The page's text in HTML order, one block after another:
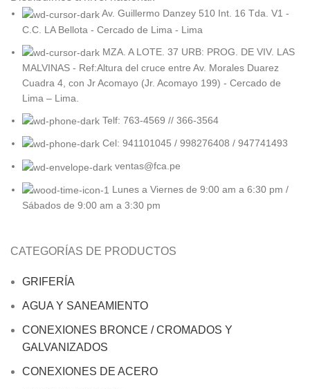
Av. Guillermo Danzey 510 Int. 16 Tda. V1 -
C.C. LA Bellota - Cercado de Lima - Lima
MZA. A LOTE. 37 URB: PROG. DE VIV. LAS
MALVINAS - Ref:Altura del cruce entre Av. Morales Duarez
Cuadra 4, con Jr Acomayo (Jr. Acomayo 199) - Cercado de
Lima – Lima.
Telf: 763-4569 // 366-3564
Cel: 941101045 / 998276408 / 947741493
ventas@fca.pe
Lunes a Viernes de 9:00 am a 6:30 pm /
Sábados de 9:00 am a 3:30 pm
CATEGORÍAS DE PRODUCTOS
GRIFERÍA
AGUA Y SANEAMIENTO
CONEXIONES BRONCE / CROMADOS Y
GALVANIZADOS
CONEXIONES DE ACERO